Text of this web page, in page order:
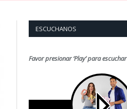
ESCUCHANOS
Favor presionar ‘Play’ para escuchar